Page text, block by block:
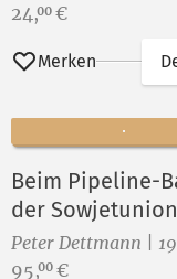
Preis:
24,00 €
Merken
Beim Pipeline-
der
Peter Dettmann |
Preis:
95,00 €